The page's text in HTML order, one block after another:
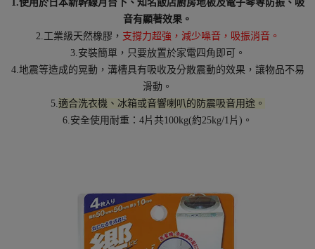
1.使用於日本新幹線月台下、知名飯店廚房地板及電子琴等防振、吸
音有顯著效果。
2.工業級天然橡膠， 支撐力超強，減少噪音，吸振消音。
3.安裝簡單，只要放置於家電四角即可。
4.地震等造成的晃動，溝槽具有吸收及分散震動的效果，讓物品不易
滑動。
5.適合洗衣機、冰箱或音響喇叭的防震吸音用途。
6.安全使用耐重：4片共100kg(約25kg/1片)。